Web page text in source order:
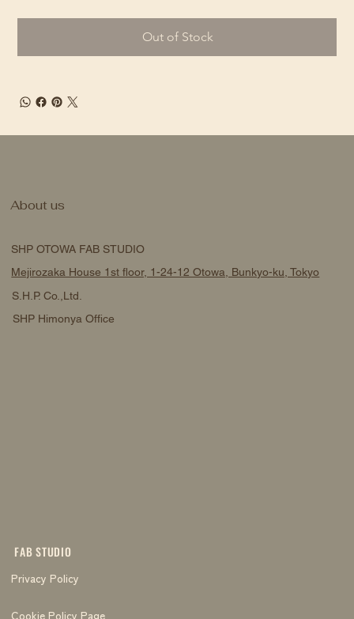
Out of Stock
FAB STUDIO
Privacy Policy
Cookie Policy Page
SHP OTOWA FAB STUDIO
Mejirozaka House 1st floor, 1-24-12 Otowa, Bunkyo-ku, Tokyo
S.H.P. Co.,Ltd.
SHP Himonya Office
About us